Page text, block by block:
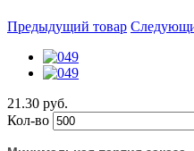
Предыдущий товар
21.30 руб.
Кол-во